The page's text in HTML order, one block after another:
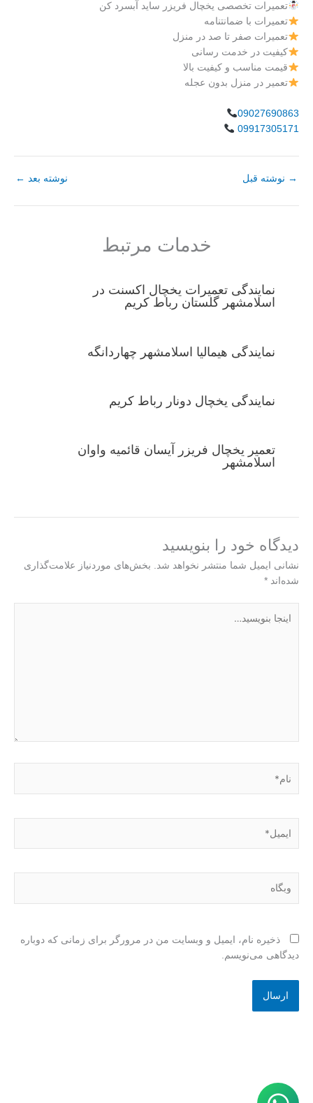
تعمیرات تخصصی یخچال فریزر ساید آبسرد کن
تعمیرات با ضمانتنامه
تعمیرات صفر تا صد در منزل
کیفیت در خدمت رسانی
قیمت مناسب و کیفیت بالا
تعمیر در منزل بدون عجله
09027690863
09917305171
→ نوشته قبل نوشته بعد ←
خدمات مرتبط
نمایندگی تعمیرات یخچال اکسنت در
اسلامشهر گلستان رباط کریم
نمایندگی هیمالیا اسلامشهر چهاردانگه
نمایندگی یخچال دونار رباط کریم
تعمیر یخچال فریزر آیسان قائمیه واوان
اسلامشهر
دیدگاه‌ خود را بنویسید
نشانی ایمیل شما منتشر نخواهد شد.
بخش‌های موردنیاز علامت‌گذاری
شده‌اند *
بنویسید…
ذخیره نام، ایمیل و وبسایت من در مرورگر برای زمانی که دوباره
دیدگاهی می‌نویسم.